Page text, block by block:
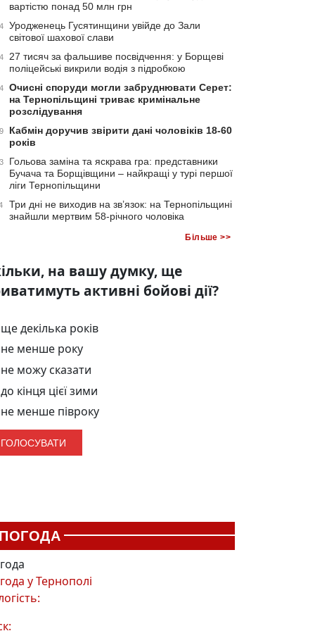
вартістю понад 50 млн грн
Уродженець Гусятинщини увійде до Зали
світової шахової слави
27 тисяч за фальшиве посвідчення: у Борщеві
поліцейські викрили водія з підробкою
Очисні споруди могли забруднювати Серет:
на Тернопільщині триває кримінальне
розслідування
Кабмін доручив звірити дані чоловіків 18-60
років
Гольова заміна та яскрава гра: представники
Бучача та Борщівщини – найкращі у турі першої
ліги Тернопільщини
Три дні не виходив на зв’язок: на Тернопільщині
знайшли мертвим 58-річного чоловіка
Більше >>
на вашу думку, ще
активні бойові дії?
ще декілька років
не менше року
не можу сказати
до кінця цієї зими
не менше півроку
ПОГОДА
уТернополі